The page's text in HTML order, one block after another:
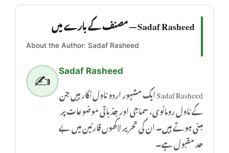
Sadaf Rasheed — مصنف کے بارے میں
About the Author: Sadaf Rasheed
✍️
Sadaf Rasheed
Sadaf Rasheed ایک مشہور اردو ناول نگار ہیں جن
کے ناول رومانوی، سماجی اور جذباتی موضوعات پر
مبنی ہوتے ہیں۔ ان کی تحریر لاکھوں قارئین میں بے
حد مقبول ہے۔